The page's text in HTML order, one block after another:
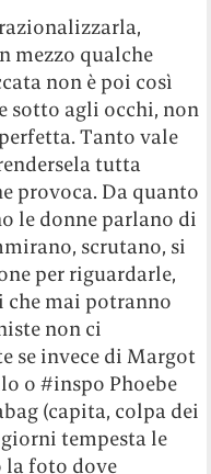
mezzo qualche
non è poi così
sotto agli occhi, non
Tanto vale
tutta
provoca. Da quanto
le donne parlano di
scrutano, si
per riguardarle,
mai potranno
non ci
se invece di Margot
o #inspo Phoebe
(capita, colpa dei
tempesta le
foto dove